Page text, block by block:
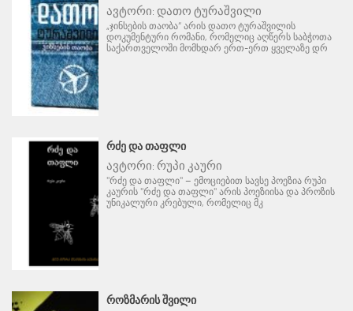
ავტორი: დათო ტურაშვილი
„ჯინსების თაობა“ არის დათო ტურაშვილის
დოკუმენტური რომანი, რომელიც აღწერს საბჭოთა
საქართველოში მომხდარ ერთ-ერთ ყველაზე დრ
ᲠᲫᲔ ᲓᲐ ᲗᲐᲤᲚᲘ
ავტორი: რუპი კაური
"რძე და თაფლი" – ემოციებით სავსე პოეზია რუპი
კაურის "რძე და თაფლი" არის პოეზიისა და პროზის
უნიკალური კრებული, რომელიც მკ
ᲠᲝᲖᲛᲐᲠᲘᲡ ᲨᲕᲘᲚᲘ